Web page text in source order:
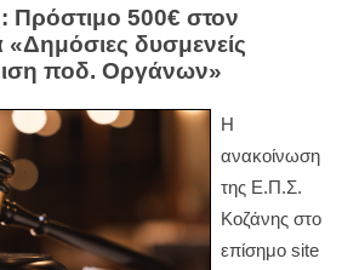
Πρόστιμο 500€ στον
«Δημόσιες δυσμενείς
ποδ. Οργάνων»
Η
ανακοίνωση
της Ε.Π.Σ.
Κοζάνης στο
επίσημο site